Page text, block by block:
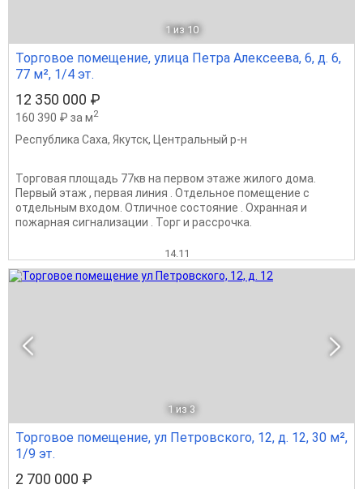
1 из 10
Торговое помещение, улица Петра Алексеева, 6, д. 6,
77 м², 1/4 эт.
12 350 000 ₽
160 390 ₽ за м2
Республика Саха, Якутск, Центральный р-н
Торговая площадь 77кв на первом этаже жилого дома.
Первый этаж , первая линия . Отдельное помещение с
отдельным входом. Отличное состояние . Охранная и
пожарная сигнализации . Торг и рассрочка.
14.11
1 из 3
Торговое помещение, ул Петровского, 12, д. 12, 30 м²,
1/9 эт.
2 700 000 ₽